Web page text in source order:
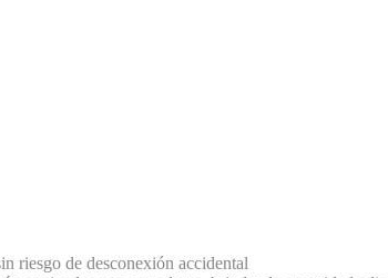
riesgo de desconexión accidental